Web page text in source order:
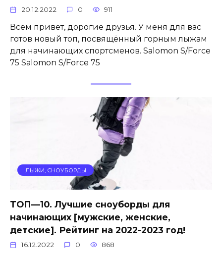
20.12.2022 0 911
Всем привет, дорогие друзья. У меня для вас
готов новый топ, посвящённый горным лыжам
для начинающих спортсменов. Salomon S/Force
75 Salomon S/Force 75
ЛЫЖИ, СНОУБОРДЫ
ТОП—10. Лучшие сноуборды для
начинающих [мужские, женские,
детские]. Рейтинг на 2022-2023 год!
16.12.2022 0 868